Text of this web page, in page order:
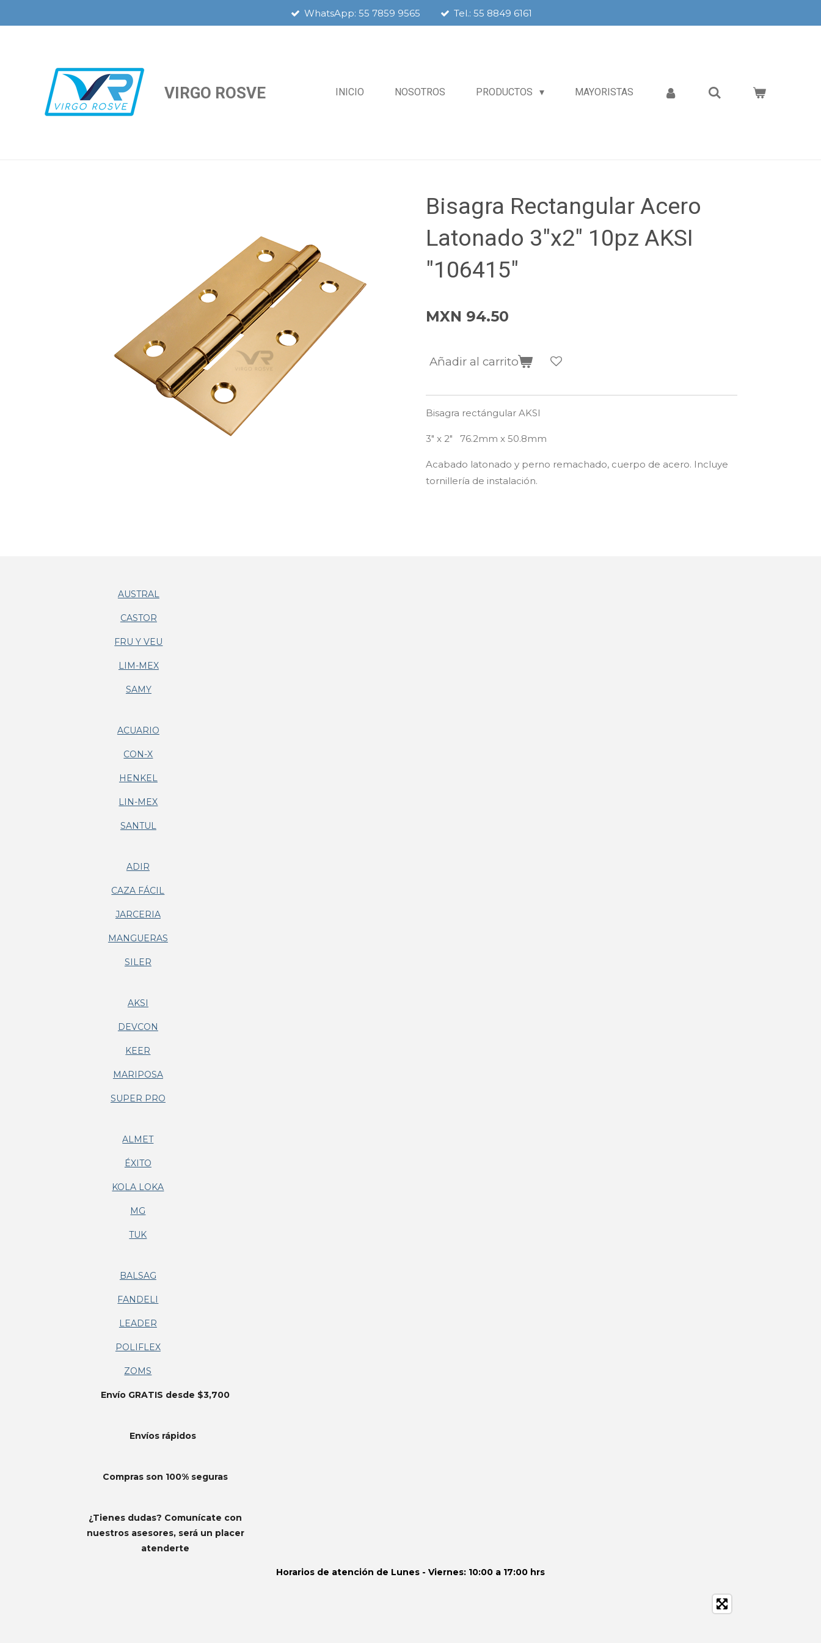
WhatsApp: 55 7859 9565 Tel.: 55 8849 6161
VIRGO ROSVE INICIO NOSOTROS PRODUCTOS MAYORISTAS
Bisagra Rectangular Acero
Latonado 3"x2" 10pz AKSI
"106415"
MXN 94.50
Añadir al carrito
Bisagra rectángular AKSI
3" x 2" 76.2mm x 50.8mm
Acabado latonado y perno remachado, cuerpo de acero. Incluye
tornillería de instalación.
AUSTRAL
CASTOR
FRU Y VEU
LIM-MEX
SAMY
ACUARIO
CON-X
HENKEL
LIN-MEX
SANTUL
ADIR
CAZA FÁCIL
JARCERIA
MANGUERAS
SILER
AKSI
DEVCON
KEER
MARIPOSA
SUPER PRO
ALMET
ÉXITO
KOLA LOKA
MG
TUK
BALSAG
FANDELI
LEADER
POLIFLEX
ZOMS
Envío GRATIS desde $3,700
Envíos rápidos
Compras son 100% seguras
¿Tienes dudas? Comunícate con
nuestros asesores, será un placer
atenderte
Horarios de atención de Lunes - Viernes: 10:00 a 17:00 hrs